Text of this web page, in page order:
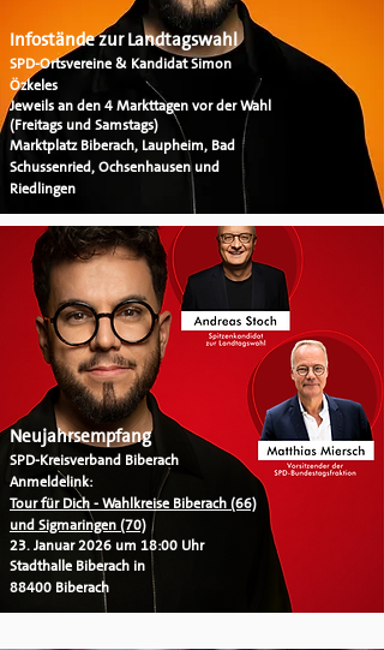
Infostände zur Landtagswahl
SPD-Ortsvereine & Kandidat Simon
Özkeles
Jeweils an den 4 Markttagen vor der Wahl
(Freitags und Samstags)
Marktplatz Biberach, Laupheim, Bad
Schussenried, Ochsenhausen und
Riedlingen
Neujahrsempfang
SPD-Kreisverband Biberach
Anmeldelink:
Tour für Dich - Wahlkreise Biberach (66)
und Sigmaringen (70)
23. Januar 2026 um 18:00 Uhr
Stadthalle Biberach in
88400 Biberach